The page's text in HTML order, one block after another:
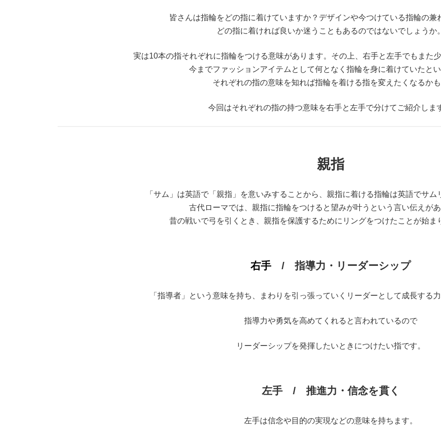
皆さんは指輪をどの指に着けていますか？デザインや今つけている指輪の兼
どの指に着ければ良いか迷うこともあるのではないでしょうか。
実は10本の指それぞれに指輪をつける意味があります。その上、右手と左手でもまた
今までファッションアイテムとして何となく指輪を身に着けていたとい
それぞれの指の意味を知れば指輪を着ける指を変えたくなるかも
今回はそれぞれの指の持つ意味を右手と左手で分けてご紹介しま
親指
「サム」は英語で「親指」を意いみすることから、親指に着ける指輪は英語でサム
古代ローマでは、親指に指輪をつけると望みが叶うという言い伝えがあ
昔の戦いで弓を引くとき、親指を保護するためにリングをつけたことが始ま
右手 / 指導力・リーダーシップ
「指導者」という意味を持ち、まわりを引っ張っていくリーダーとして成長する
指導力や勇気を高めてくれると言われているので
リーダーシップを発揮したいときにつけたい指です。
左手 / 推進力・信念を貫く
左手は信念や目的の実現などの意味を持ちます。